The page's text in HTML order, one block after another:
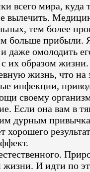
всего мира,
тем более
больше
даже омолодить
их образом
жизнь, что
инфекции,
своему
Если она вам в
дурным
жизни. И идти по